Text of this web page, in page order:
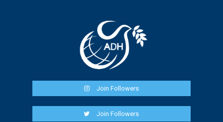
Join Followers
Join Followers